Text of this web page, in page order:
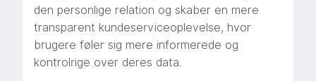
den personlige relation og skaber en mere
transparent kundeserviceoplevelse, hvor
brugere føler sig mere informerede og
kontrolrige over deres data.